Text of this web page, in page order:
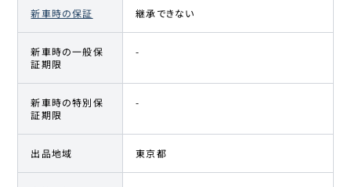
新車時の保証 継承できない
新車時の一般保
証期限
-
新車時の特別保
証期限
-
出品地域 東京都